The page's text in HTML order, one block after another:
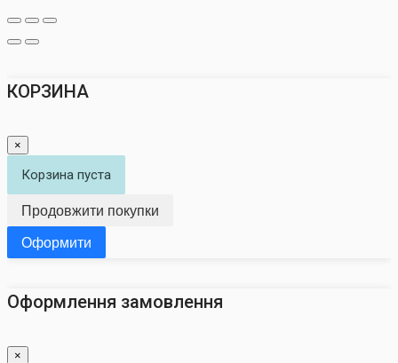
КОРЗИНА
×
Корзина пуста
Продовжити покупки
Оформити
Оформлення замовлення
×